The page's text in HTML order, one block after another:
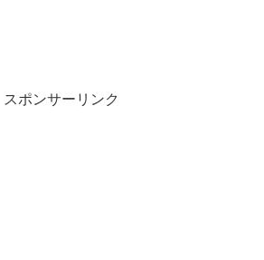
スポンサーリンク